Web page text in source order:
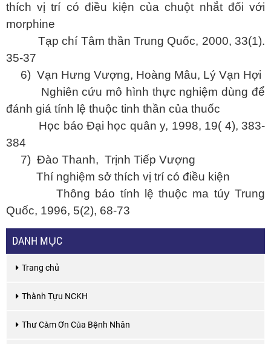
thích vị trí có điều kiện của chuột nhắt đối với
morphine
Tạp chí Tâm thần Trung Quốc, 2000, 33(1).
35-37
6) Vạn Hưng Vượng, Hoàng Mâu, Lý Vạn Hợi
Nghiên cứu mô hình thực nghiệm dùng để
đánh giá tính lệ thuộc tinh thần của thuốc
Học báo Đại học quân y, 1998, 19( 4), 383-
384
7) Đào Thanh, Trịnh Tiếp Vượng
Thí nghiệm sở thích vị trí có điều kiện
Thông báo tính lệ thuộc ma túy Trung
Quốc, 1996, 5(2), 68-73
DANH MỤC
Trang chủ
Thành Tựu NCKH
Thư Cảm Ơn Của Bệnh Nhân